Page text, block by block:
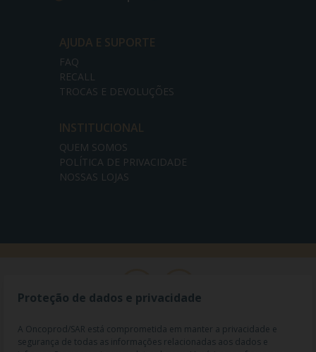
AJUDA E SUPORTE
FAQ
RECALL
TROCAS E DEVOLUÇÕES
INSTITUCIONAL
QUEM SOMOS
POLÍTICA DE PRIVACIDADE
NOSSAS LOJAS
Proteção de dados e privacidade
A Oncoprod/SAR está comprometida em manter a privacidade e
segurança de todas as informações relacionadas aos dados e